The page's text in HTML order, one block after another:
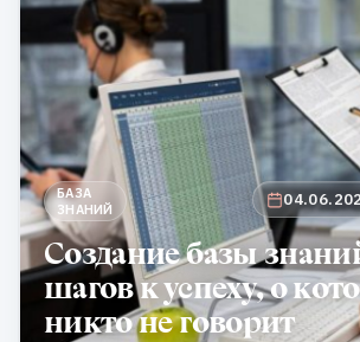
БАЗА
ЗНАНИЙ
Создание базы
шагов к успеху, о
никто не говорит